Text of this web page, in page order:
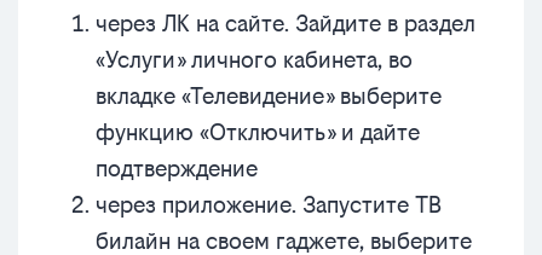
через ЛК на сайте. Зайдите в раздел
«Услуги» личного кабинета, во
вкладке «Телевидение» выберите
функцию «Отключить» и дайте
подтверждение
через приложение. Запустите ТВ
билайн на своем гаджете, выберите